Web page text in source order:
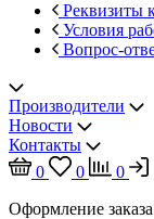
Реквизиты
Условия
Вопрос-
Производители
Новости
Контакты
0
0
0
Оформление заказа